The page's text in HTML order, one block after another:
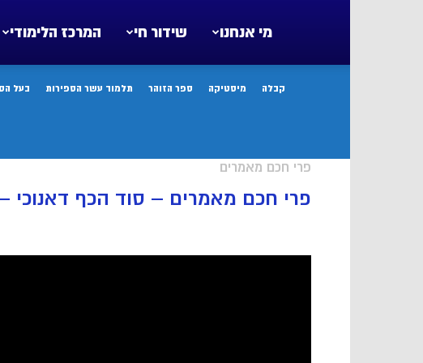
המרכז הלימודי שידור חי מי אנחנו
קבלה מיסטיקה ספר הזוהר תלמוד עשר הספירות בעל
פרי חכם מאמרים
פרי חכם מאמרים – סוד הכף דאנוכי –